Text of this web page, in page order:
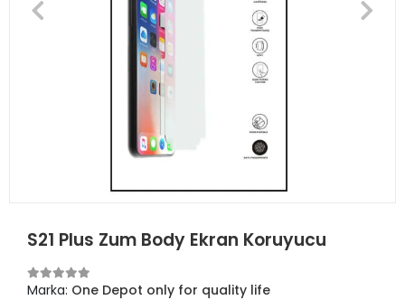
S21 Plus Zum Body Ekran Koruyucu
Marka: One Depot only for quality life